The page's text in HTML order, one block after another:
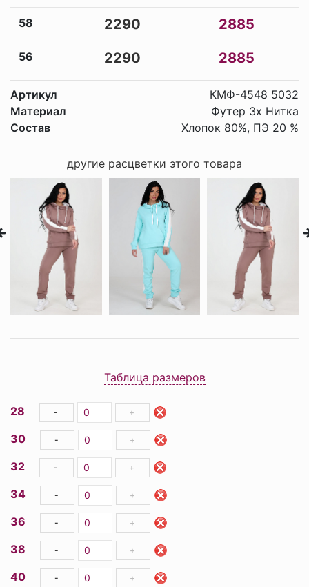
58 2290 2885
56 2290 2885
Артикул
КМФ-4548 5032
Материал
Футер 3х Нитка
Состав
Хлопок 80%, ПЭ 20 %
другие расцветки этого товара
Таблица размеров
28 - +
30 - +
32 - +
34 - +
36 - +
38 - +
40 - +